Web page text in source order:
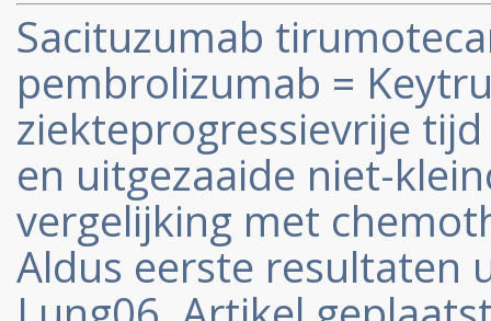
Sacituzumab
pembrolizumab =
ziekteprogressievrije
en uitgezaaide niet-
vergelijking met
Aldus eerste resultaten